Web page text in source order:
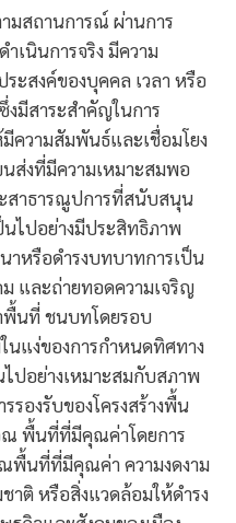
มสถานการณ์ ผ่านการ
เนินการจริง มีความ
ะสงค์ของบุคคล เวลา หรือ
สาระสำคัญในการ
ความสัมพันธ์และเชื่อมโยง
ส่งที่มีความเหมาะสมพอ
สาธารณูปการที่สนับสนุน
ไปอย่างมีประสิทธิภาพ
หรือดำรงบทบาทการเป็น
และถ่ายทอดความเจริญ
พื้นที่ ชนบทโดยรอบ
นแง่ของการกำหนดทิศทาง
ไปอย่างเหมาะสมกับสภาพ
องรับของโครงสร้างพื้น
ณ พื้นที่ที่มีคุณค่าโดยการ
พื้นที่ที่มีคุณค่า ความงดงาม
ติ หรือสิ่งแวดล้อมให้ดำรง